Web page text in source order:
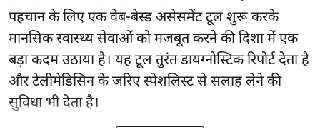
पहचान के लिए एक वेब-बेस्ड असेसमेंट टूल शुरू करके
मानसिक स्वास्थ्य सेवाओं को मजबूत करने की दिशा में एक
बड़ा कदम उठाया है। यह टूल तुरंत डायग्नोस्टिक रिपोर्ट देता है
और टेलीमेडिसिन के जरिए स्पेशलिस्ट से सलाह लेने की
सुविधा भी देता है।